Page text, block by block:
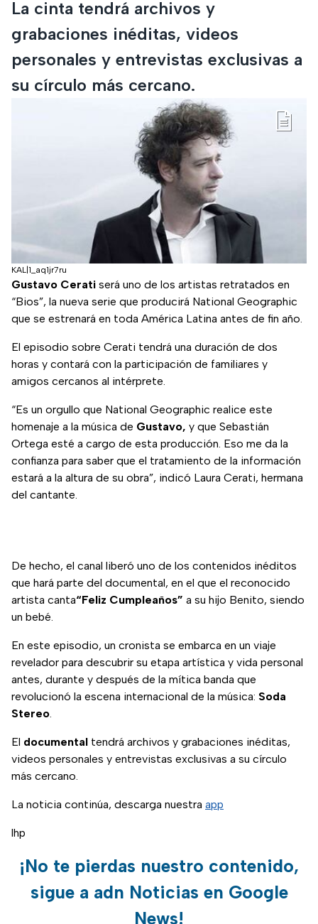
La cinta tendrá archivos y
grabaciones inéditas, videos
personales y entrevistas exclusivas a
su círculo más cercano.
KAL|1_aq1jr7ru
Gustavo Cerati será uno de los artistas retratados en
“Bios”, la nueva serie que producirá National Geographic
que se estrenará en toda América Latina antes de fin año.
El episodio sobre Cerati tendrá una duración de dos
horas y contará con la participación de familiares y
amigos cercanos al intérprete.
“Es un orgullo que National Geographic realice este
homenaje a la música de Gustavo, y que Sebastián
Ortega esté a cargo de esta producción. Eso me da la
confianza para saber que el tratamiento de la información
estará a la altura de su obra”, indicó Laura Cerati, hermana
del cantante.
De hecho, el canal liberó uno de los contenidos inéditos
que hará parte del documental, en el que el reconocido
artista canta“Feliz Cumpleaños” a su hijo Benito, siendo
un bebé.
En este episodio, un cronista se embarca en un viaje
revelador para descubrir su etapa artística y vida personal
antes, durante y después de la mítica banda que
revolucionó la escena internacional de la música: Soda
Stereo.
El documental tendrá archivos y grabaciones inéditas,
videos personales y entrevistas exclusivas a su círculo
más cercano.
La noticia continúa, descarga nuestra app
lhp
¡No te pierdas nuestro contenido,
sigue a adn Noticias en Google
News!